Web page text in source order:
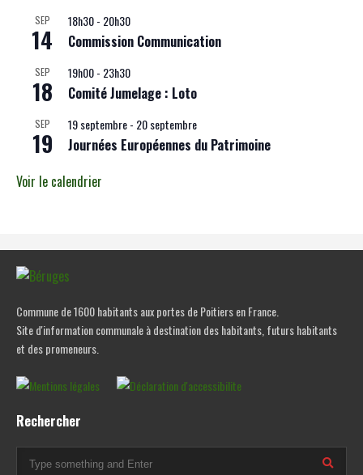
SEP
14
18h30- 20h30
Commission Communication
SEP
18
19h00- 23h30
Comité Jumelage : Loto
SEP
19
19 septembre- 20 septembre
Journées Européennes du Patrimoine
Voir le calendrier
Commune de 1600 habitants aux portes de Poitiers en France.
Site d'information communale à destination des habitants, futurs habitants
et des promeneurs.
Rechercher